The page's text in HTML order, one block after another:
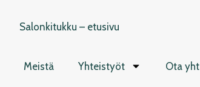
Meistä Yhteistyöt Ota